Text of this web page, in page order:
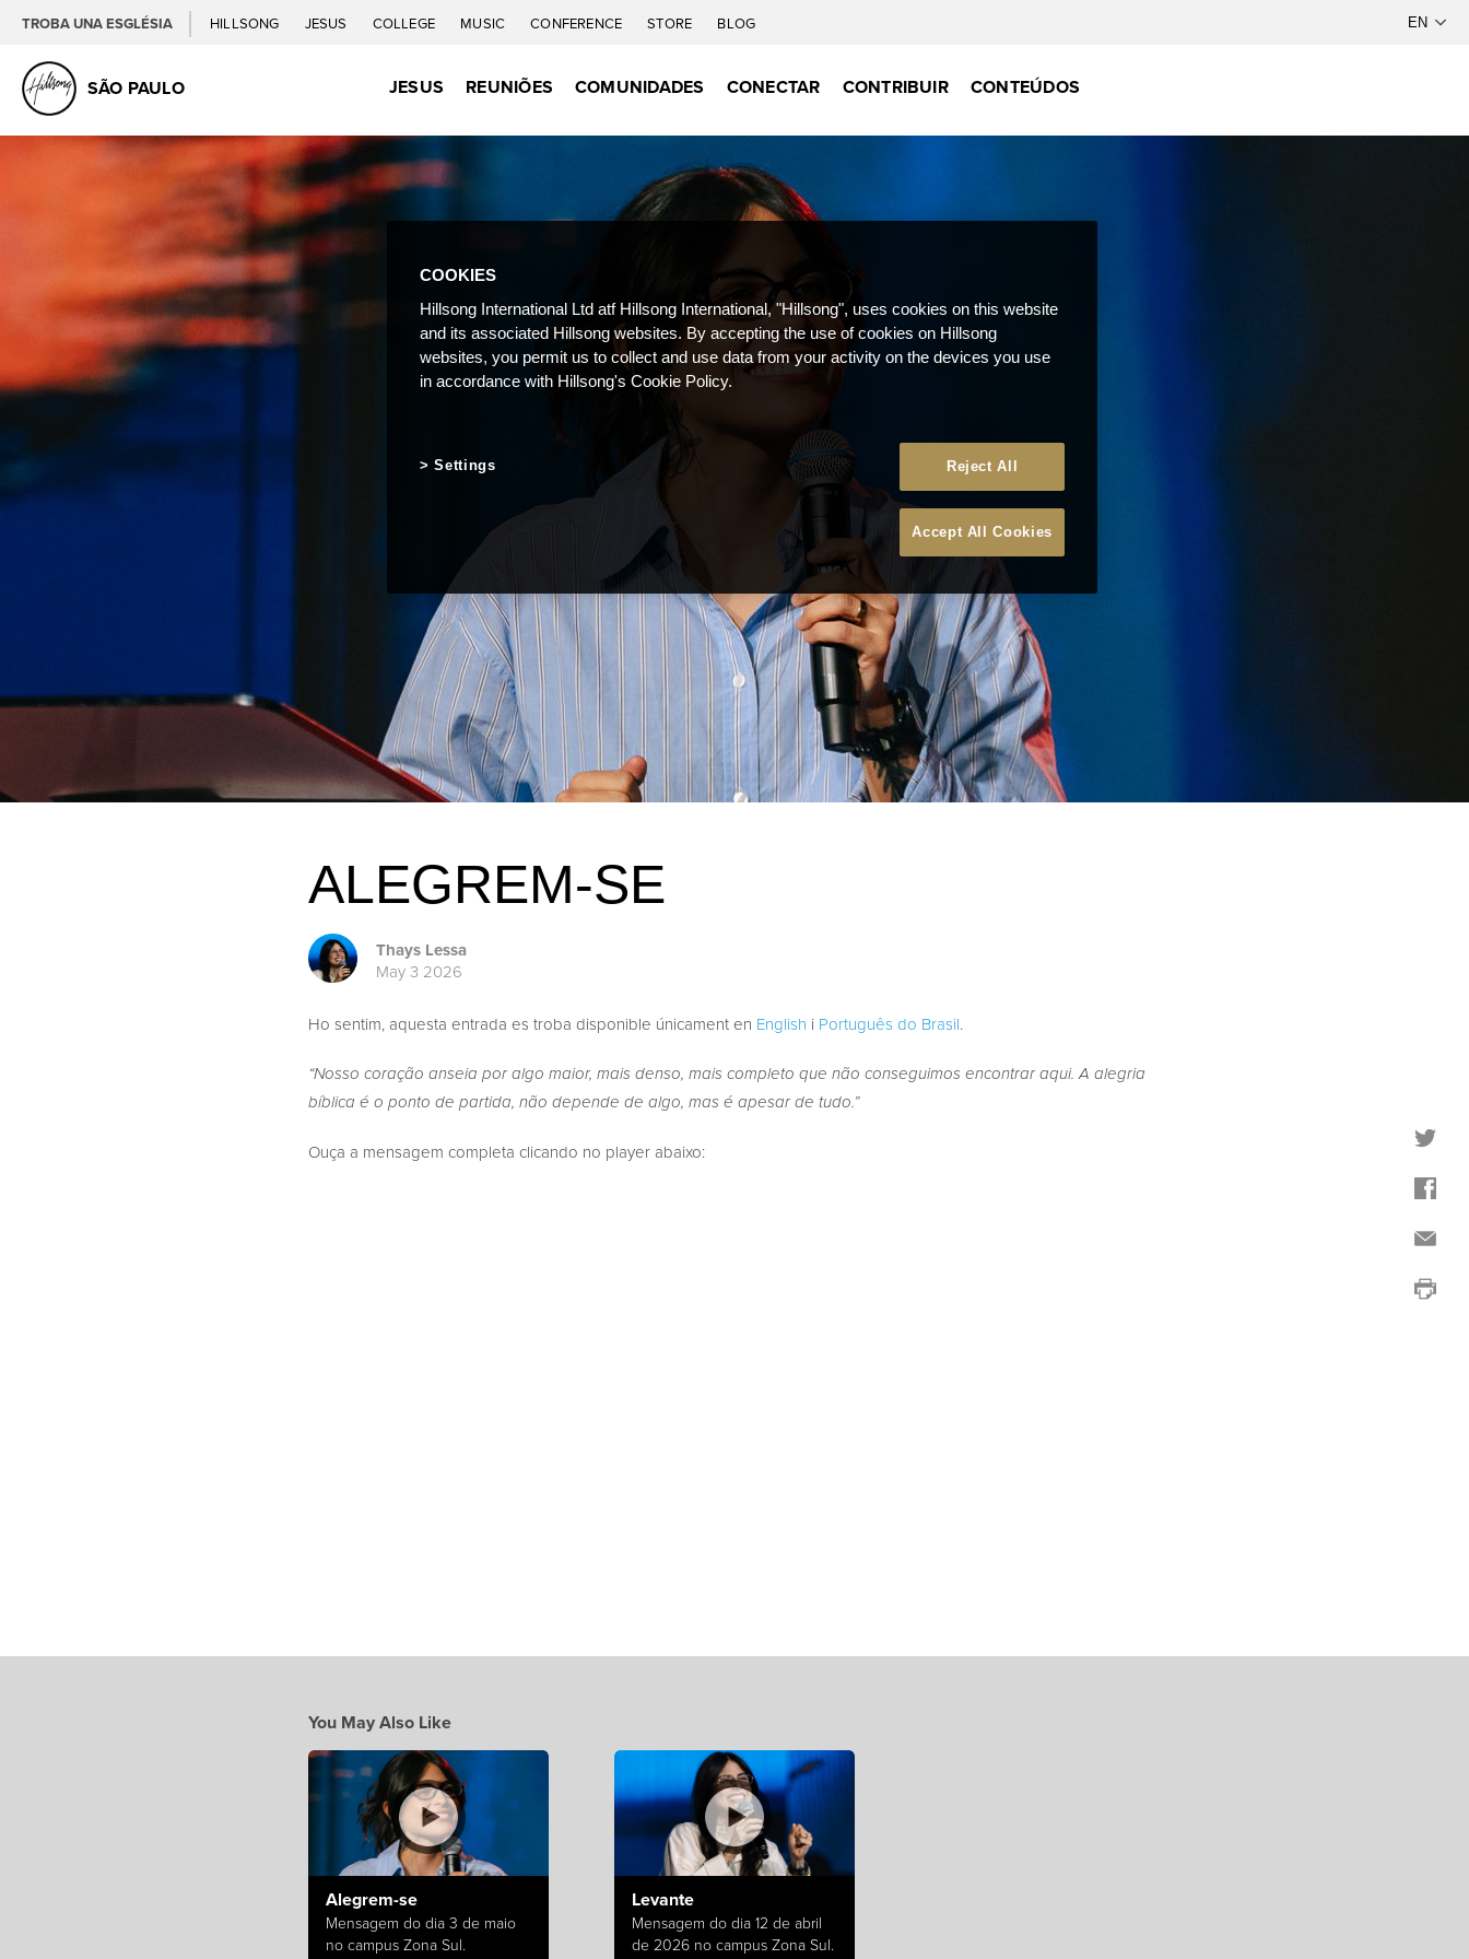
TROBA UNA ESGLÉSIA HILLSONG JESUS COLLEGE MUSIC CONFERENCE STORE BLOG
SÃO PAULO JESUS REUNIÕES COMUNIDADES CONECTAR CONTRIBUIR CONTEÚDOS
ALEGREM-SE
Thays Lessa
May 3 2026
Ho sentim, aquesta entrada es troba disponible únicament en English i Português do Brasil.
“Nosso coração anseia por algo maior, mais denso, mais completo que não conseguimos encontrar aqui. A alegria
bíblica é o ponto de partida, não depende de algo, mas é apesar de tudo.”
Ouça a mensagem completa clicando no player abaixo:
You May Also Like
Alegrem-se
Mensagem do dia 3 de maio
no campus Zona Sul.
Levante
Mensagem do dia 12 de abril
de 2026 no campus Zona Sul.
COOKIES
Hillsong International Ltd atf Hillsong International, "Hillsong", uses cookies on this website
and its associated Hillsong websites. By accepting the use of cookies on Hillsong
websites, you permit us to collect and use data from your activity on the devices you use
in accordance with Hillsong's Cookie Policy.
Reject All
Accept All Cookies
Settings